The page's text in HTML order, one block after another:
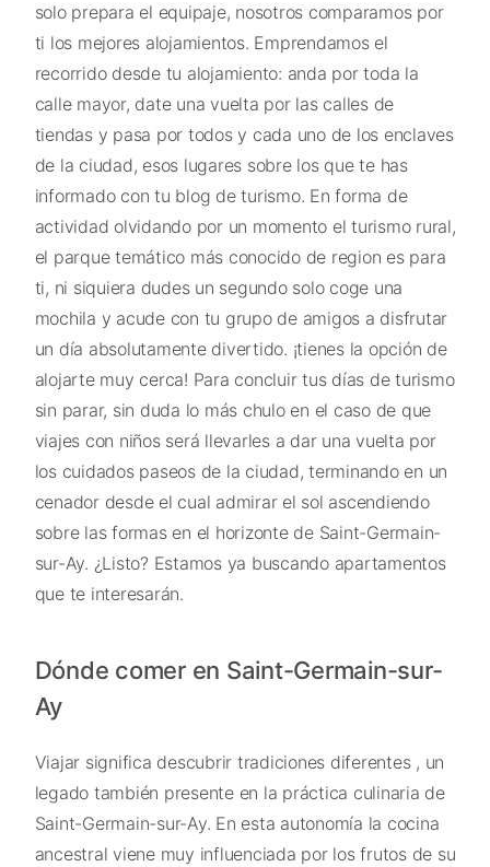
solo prepara el equipaje, nosotros comparamos por
ti los mejores alojamientos. Emprendamos el
recorrido desde tu alojamiento: anda por toda la
calle mayor, date una vuelta por las calles de
tiendas y pasa por todos y cada uno de los enclaves
de la ciudad, esos lugares sobre los que te has
informado con tu blog de turismo. En forma de
actividad olvidando por un momento el turismo rural,
el parque temático más conocido de region es para
ti, ni siquiera dudes un segundo solo coge una
mochila y acude con tu grupo de amigos a disfrutar
un día absolutamente divertido. ¡tienes la opción de
alojarte muy cerca! Para concluir tus días de turismo
sin parar, sin duda lo más chulo en el caso de que
viajes con niños será llevarles a dar una vuelta por
los cuidados paseos de la ciudad, terminando en un
cenador desde el cual admirar el sol ascendiendo
sobre las formas en el horizonte de Saint-Germain-
sur-Ay. ¿Listo? Estamos ya buscando apartamentos
que te interesarán.
Dónde comer en Saint-Germain-sur-
Ay
Viajar significa descubrir tradiciones diferentes , un
legado también presente en la práctica culinaria de
Saint-Germain-sur-Ay. En esta autonomía la cocina
ancestral viene muy influenciada por los frutos de su